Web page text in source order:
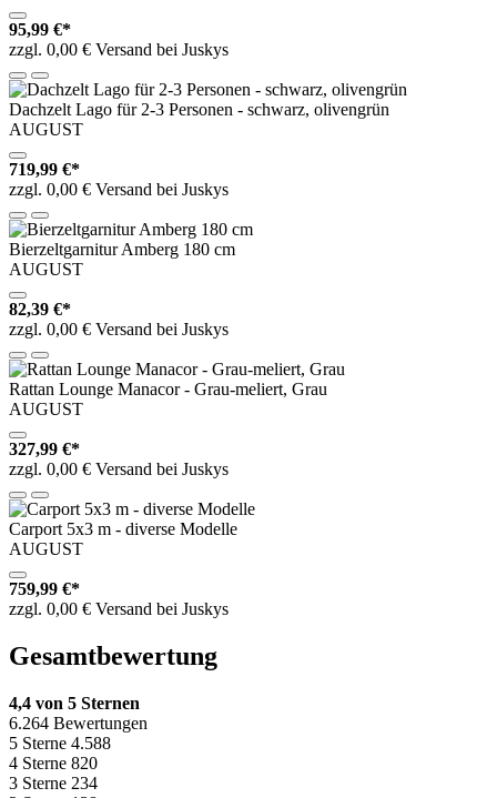
95,99 €*
zzgl. 0,00 € Versand bei Juskys
Dachzelt Lago für 2-3 Personen - schwarz, olivengrün
AUGUST
719,99 €*
zzgl. 0,00 € Versand bei Juskys
Bierzeltgarnitur Amberg 180 cm
AUGUST
82,39 €*
zzgl. 0,00 € Versand bei Juskys
Rattan Lounge Manacor - Grau-meliert, Grau
AUGUST
327,99 €*
zzgl. 0,00 € Versand bei Juskys
Carport 5x3 m - diverse Modelle
AUGUST
759,99 €*
zzgl. 0,00 € Versand bei Juskys
Gesamtbewertung
4,4 von 5 Sternen
6.264 Bewertungen
5 Sterne 4.588
4 Sterne 820
3 Sterne 234